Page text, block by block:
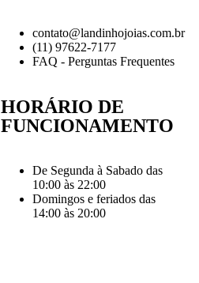
contato@landinhojoias.com.br
(11) 97622-7177
FAQ - Perguntas Frequentes
HORÁRIO DE
FUNCIONAMENTO
De Segunda à Sabado das
10:00 às 22:00
Domingos e feriados das
14:00 às 20:00